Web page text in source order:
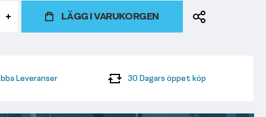
LÄGG I VARUKORGEN
Leveranser 30 Dagars öppet köp